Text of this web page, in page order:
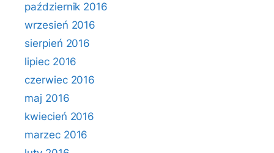
październik 2016
wrzesień 2016
sierpień 2016
lipiec 2016
czerwiec 2016
maj 2016
kwiecień 2016
marzec 2016